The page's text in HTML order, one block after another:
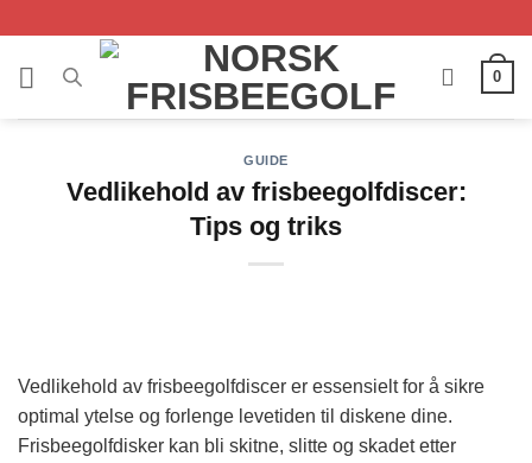
content
0
GUIDE
Vedlikehold av frisbeegolfdiscer:
Tips og triks
Vedlikehold av frisbeegolfdiscer er essensielt for å sikre
optimal ytelse og forlenge levetiden til diskene dine.
Frisbeegolfdisker kan bli skitne, slitte og skadet etter